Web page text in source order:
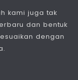
kami juga tak
dan bentuk
dengan